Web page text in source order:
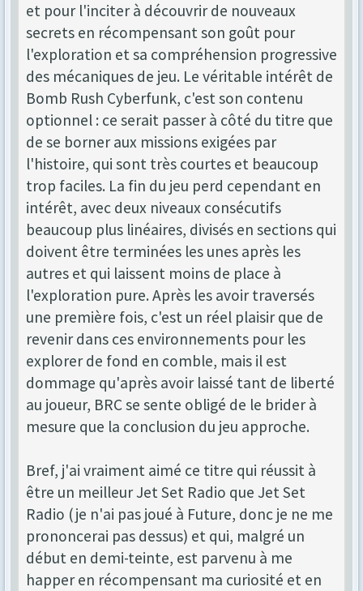
et pour l'inciter à découvrir de nouveaux
secrets en récompensant son goût pour
l'exploration et sa compréhension progressive
des mécaniques de jeu. Le véritable intérêt de
Bomb Rush Cyberfunk, c'est son contenu
optionnel : ce serait passer à côté du titre que
de se borner aux missions exigées par
l'histoire, qui sont très courtes et beaucoup
trop faciles. La fin du jeu perd cependant en
intérêt, avec deux niveaux consécutifs
beaucoup plus linéaires, divisés en sections qui
doivent être terminées les unes après les
autres et qui laissent moins de place à
l'exploration pure. Après les avoir traversés
une première fois, c'est un réel plaisir que de
revenir dans ces environnements pour les
explorer de fond en comble, mais il est
dommage qu'après avoir laissé tant de liberté
au joueur, BRC se sente obligé de le brider à
mesure que la conclusion du jeu approche.
Bref, j'ai vraiment aimé ce titre qui réussit à
être un meilleur Jet Set Radio que Jet Set
Radio (je n'ai pas joué à Future, donc je ne me
prononcerai pas dessus) et qui, malgré un
début en demi-teinte, est parvenu à me
happer en récompensant ma curiosité et en